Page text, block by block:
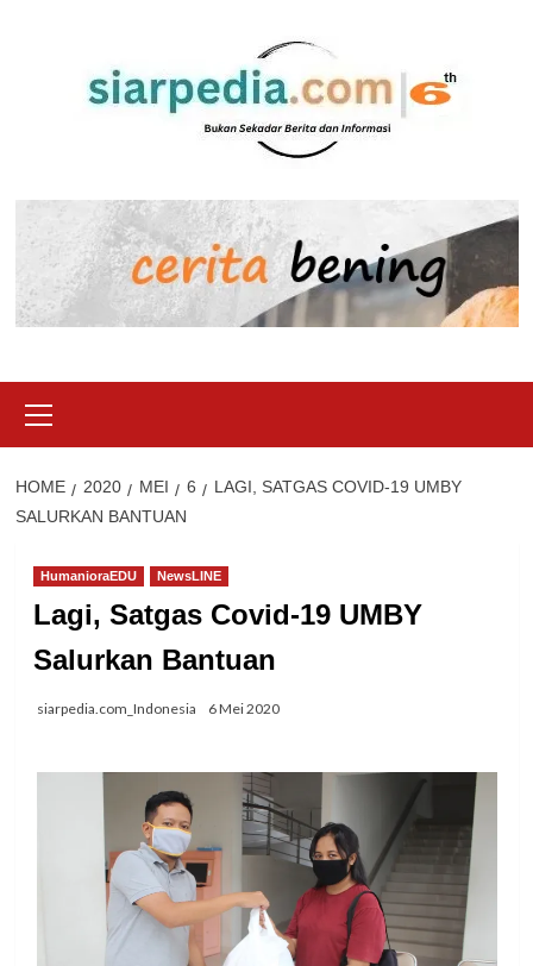
Menu
HOME 2020 MEI 6
LAGI, SATGAS COVID-19 UMBY
SALURKAN BANTUAN
HumanioraEDU NewsLINE
Lagi, Satgas Covid-19 UMBY
Salurkan Bantuan
siarpedia.com_Indonesia 6 Mei 2020